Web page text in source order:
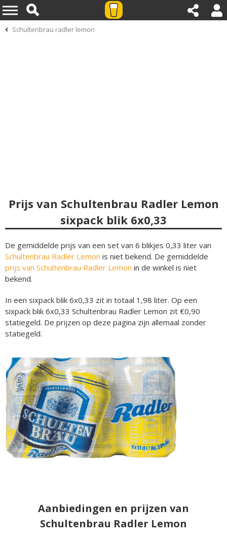
Schultenbrau radler lemon
Prijs van Schultenbrau Radler Lemon
sixpack blik 6x0,33
De gemiddelde prijs van een set van 6 blikjes 0,33 liter van
Schultenbrau Radler Lemon is niet bekend. De gemiddelde
prijs van Schultenbrau Radler Lemon in de winkel is niet
bekend.
In een sixpack blik 6x0,33 zit in totaal 1,98 liter. Op een
sixpack blik 6x0,33 Schultenbrau Radler Lemon zit €0,90
statiegeld. De prijzen op deze pagina zijn allemaal zonder
statiegeld.
Aanbiedingen en prijzen van
Schultenbrau Radler Lemon